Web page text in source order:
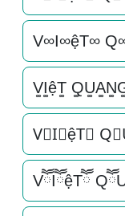
V∞I∞ệT∞
V͚I͚ệT͚
V⃒I⃒ệT⃒
VཽIཽệTཽ